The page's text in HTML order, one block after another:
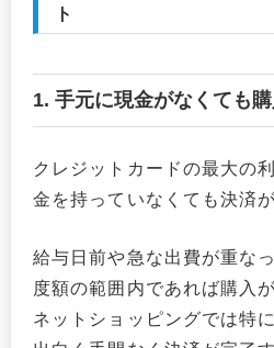
ト
1. 手元に現金がなくても
クレジットカードの最大の
金を持っていなくても決済
給与日前や急な出費が重な
度額の範囲内であれば購入
ネットショッピングでは特